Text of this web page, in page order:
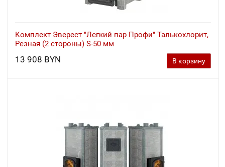
Комплект Эверест "Легкий пар Профи" Талькохлорит,
Резная (2 стороны) S-50 мм
13 908 BYN В корзину